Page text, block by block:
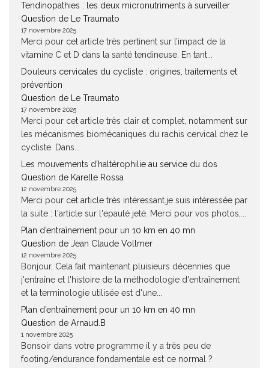
Tendinopathies : les deux micronutriments à surveiller
Question de Le Traumato
17 novembre 2025
Merci pour cet article très pertinent sur l’impact de la
vitamine C et D dans la santé tendineuse. En tant...
Douleurs cervicales du cycliste : origines, traitements et
prévention
Question de Le Traumato
17 novembre 2025
Merci pour cet article très clair et complet, notamment sur
les mécanismes biomécaniques du rachis cervical chez le
cycliste. Dans...
Les mouvements d’haltérophilie au service du dos
Question de Karelle Rossa
12 novembre 2025
Merci pour cet article très intéressant.je suis intéressée par
la suite : l'article sur l'epaulé jeté. Merci pour vos photos,...
Plan d’entraînement pour un 10 km en 40 mn
Question de Jean Claude Vollmer
12 novembre 2025
Bonjour, Cela fait maintenant pluisieurs décennies que
j'entraîne et l'histoire de la méthodologie d'entraînement
et la terminologie utilisée est d'une...
Plan d’entraînement pour un 10 km en 40 mn
Question de Arnaud.B
1 novembre 2025
Bonsoir dans votre programme il y a très peu de
footing/endurance fondamentale est ce normal ?